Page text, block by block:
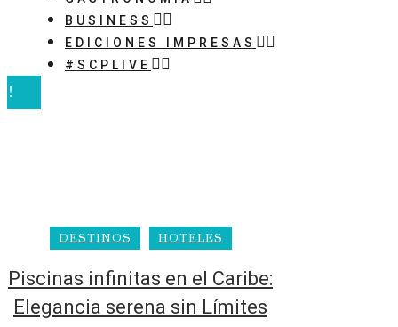
BUSINESS
EDICIONES IMPRESAS
#SCPLIVE
DESTINOS HOTELES
Piscinas infinitas en el Caribe:
Elegancia serena sin Límites